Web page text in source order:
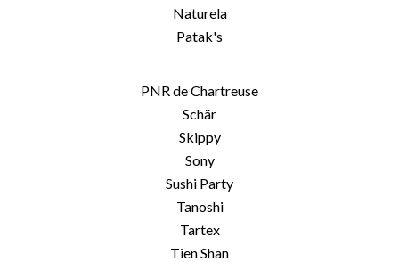
Naturela
Patak's
PNR de Chartreuse
Schär
Skippy
Sony
Sushi Party
Tanoshi
Tartex
Tien Shan